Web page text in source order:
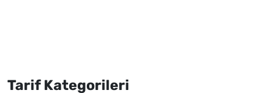
Tarif Kategorileri